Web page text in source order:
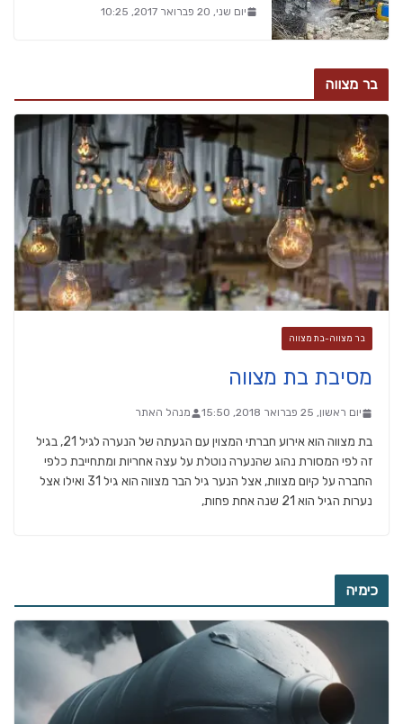
יום שני, 20 פברואר 2017, 10:25
בר מצווה
בר מצווה-בת מצווה
מסיבת בת מצווה
יום ראשון, 25 פברואר 2018, 15:50 מנהל האתר
בת מצווה הוא אירוע חברתי המצוין עם הגעתה של הנערה לגיל 21, בגיל
זה לפי המסורת נהוג שהנערה נוטלת על עצה אחריות ומתחייבת כלפי
החברה על קיום מצוות, אצל הנער גיל הבר מצווה הוא גיל 31 ואילו אצל
נערות הגיל הוא 21 שנה אחת פחות,
כימיה